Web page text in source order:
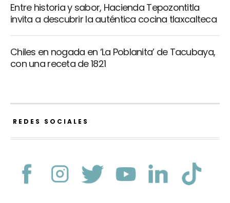
Entre historia y sabor, Hacienda Tepozontitla
invita a descubrir la auténtica cocina tlaxcalteca
Chiles en nogada en ‘La Poblanita’ de Tacubaya,
con una receta de 1821
REDES SOCIALES